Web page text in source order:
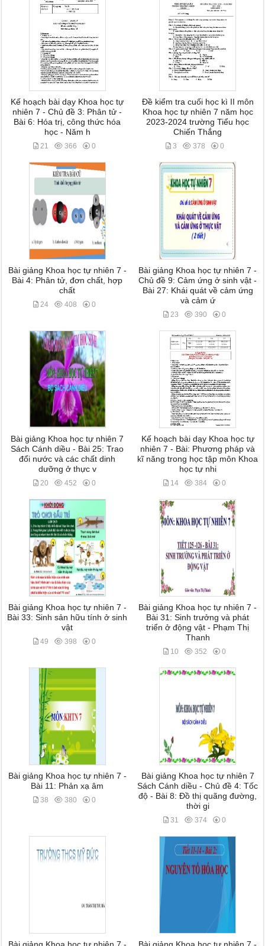
Kế hoạch bài dạy Khoa học tự
nhiên 7 - Chủ đề 3: Phân tử -
Bài 6: Hóa trị, công thức hóa
học - Năm h
21 366 0
Đề kiểm tra cuối học kì II môn
Khoa học tự nhiên 7 năm học
2023-2024 trường Tiểu học
Chiến Thắng
3 378 0
Bài giảng Khoa học tự nhiên 7 -
Bài 4: Phân tử, đơn chất, hợp
chất
24 408 0
Bài giảng Khoa học tự nhiên 7 -
Chủ đề 9: Cảm ứng ở sinh vật -
Bài 27: Khái quát về cảm ứng
và cảm ứ
23 390 0
Bài giảng Khoa học tự nhiên 7
Sách Cánh diều - Bài 25: Trao
đổi nước và các chất dinh
dưỡng ở thực v
20 452 0
Kế hoạch bài dạy Khoa học tự
nhiên 7 - Bài: Phương pháp và
kĩ năng trong học tập môn Khoa
học tự nhi
14 384 0
Bài giảng Khoa học tự nhiên 7 -
Bài 33: Sinh sản hữu tính ở sinh
vật
49 398 0
Bài giảng Khoa học tự nhiên 7 -
Bài 31: Sinh trưởng và phát
triển ở động vật - Phạm Thị
Thanh
10 352 0
Bài giảng Khoa học tự nhiên 7 -
Bài 11: Phản xạ âm
38 380 0
Bài giảng Khoa học tự nhiên 7
Sách Cánh diều - Chủ đề 4: Tốc
độ - Bài 8: Đồ thị quãng đường,
thời gi
31 374 0